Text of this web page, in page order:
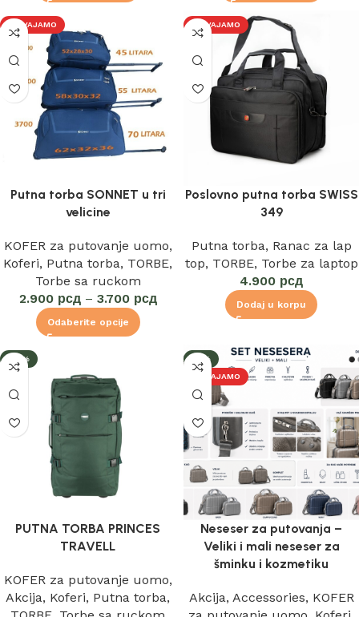
IZDVAJAMO
Putna torba SONNET u tri
velicine
KOFER za putovanje uomo,
Koferi, Putna torba, TORBE,
Torbe sa ruckom
2.900 рсд – 3.700 рсд
Odaberite opcije
IZDVAJAMO
Poslovno putna torba SWISS
349
Putna torba, Ranac za lap
top, TORBE, Torbe za laptop
4.900 рсд
Dodaj u korpu
-17%
PUTNA TORBA PRINCES
TRAVELL
KOFER za putovanje uomo,
Akcija, Koferi, Putna torba,
-11%
IZDVAJAMO
Neseser za putovanja –
Veliki i mali neseser za
šminku i kozmetiku
Akcija, Accessories, KOFER